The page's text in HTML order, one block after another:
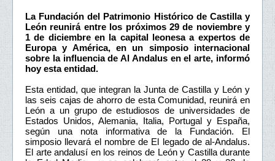
La Fundación del Patrimonio Histórico de Castilla y
León reunirá entre los próximos 29 de noviembre y
1 de diciembre en la capital leonesa a expertos de
Europa y América, en un simposio internacional
sobre la influencia de Al Andalus en el arte, informó
hoy esta entidad.
Esta entidad, que integran la Junta de Castilla y León y
las seis cajas de ahorro de esta Comunidad, reunirá en
León a un grupo de estudiosos de universidades de
Estados Unidos, Alemania, Italia, Portugal y España,
según una nota informativa de la Fundación. El
simposio llevará el nombre de El legado de al-Andalus.
El arte andalusí en los reinos de León y Castilla durante